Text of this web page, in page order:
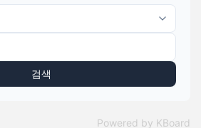
검색
Powered by KBoard